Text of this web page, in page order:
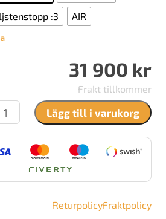
:3
AIR
31 900 kr
Frakt tillkommer
Lägg till i varukorg
ReturpolicyFraktpolicy